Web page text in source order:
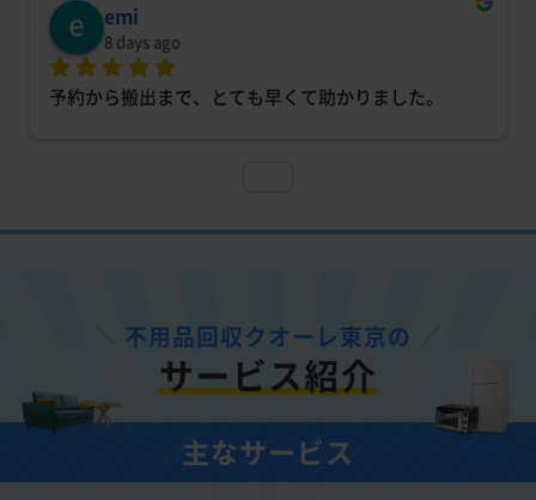
emi
8 days ago
予約から搬出まで、とても早くて助かりました。
不用品回収クオーレ東京の
サービス紹介
主なサービス